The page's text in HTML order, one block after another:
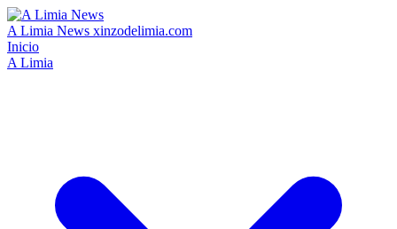
A Limia News xinzodelimia.com
Inicio
A Limia